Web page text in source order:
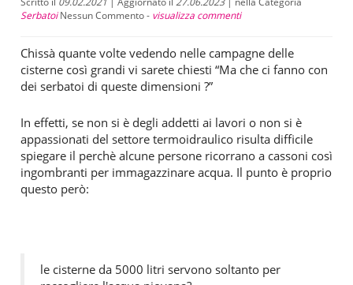
Serbatoi Nessun Commento - visualizza commenti
Chissà quante volte vedendo nelle campagne delle
cisterne così grandi vi sarete chiesti “Ma che ci fanno con
dei serbatoi di queste dimensioni ?”
In effetti, se non si è degli addetti ai lavori o non si è
appassionati del settore termoidraulico risulta difficile
spiegare il perchè alcune persone ricorrano a cassoni così
ingombranti per immagazzinare acqua. Il punto è proprio
questo però:
le cisterne da 5000 litri servono soltanto per